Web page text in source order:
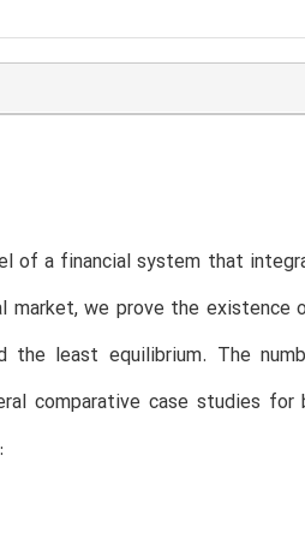
of a financial system that
we prove the existence
least equilibrium. The
comparative case studies